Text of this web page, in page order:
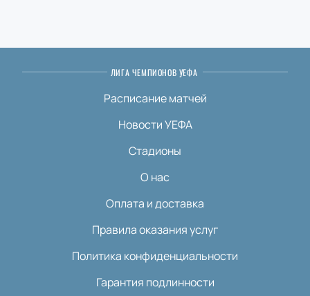
ЛИГА ЧЕМПИОНОВ УЕФА
Расписание матчей
Новости УЕФА
Стадионы
О нас
Оплата и доставка
Правила оказания услуг
Политика конфиденциальности
Гарантия подлинности